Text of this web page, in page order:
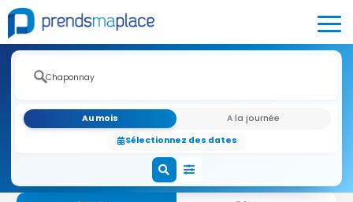
Au mois
A la journée
Sélectionnez des dates